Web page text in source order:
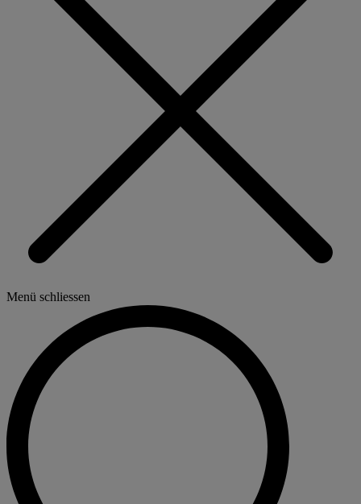
Menü schliessen